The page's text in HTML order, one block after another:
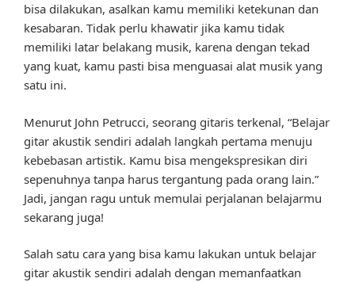
bisa dilakukan, asalkan kamu memiliki ketekunan dan
kesabaran. Tidak perlu khawatir jika kamu tidak
memiliki latar belakang musik, karena dengan tekad
yang kuat, kamu pasti bisa menguasai alat musik yang
satu ini.
Menurut John Petrucci, seorang gitaris terkenal, “Belajar
gitar akustik sendiri adalah langkah pertama menuju
kebebasan artistik. Kamu bisa mengekspresikan diri
sepenuhnya tanpa harus tergantung pada orang lain.”
Jadi, jangan ragu untuk memulai perjalanan belajarmu
sekarang juga!
Salah satu cara yang bisa kamu lakukan untuk belajar
gitar akustik sendiri adalah dengan memanfaatkan